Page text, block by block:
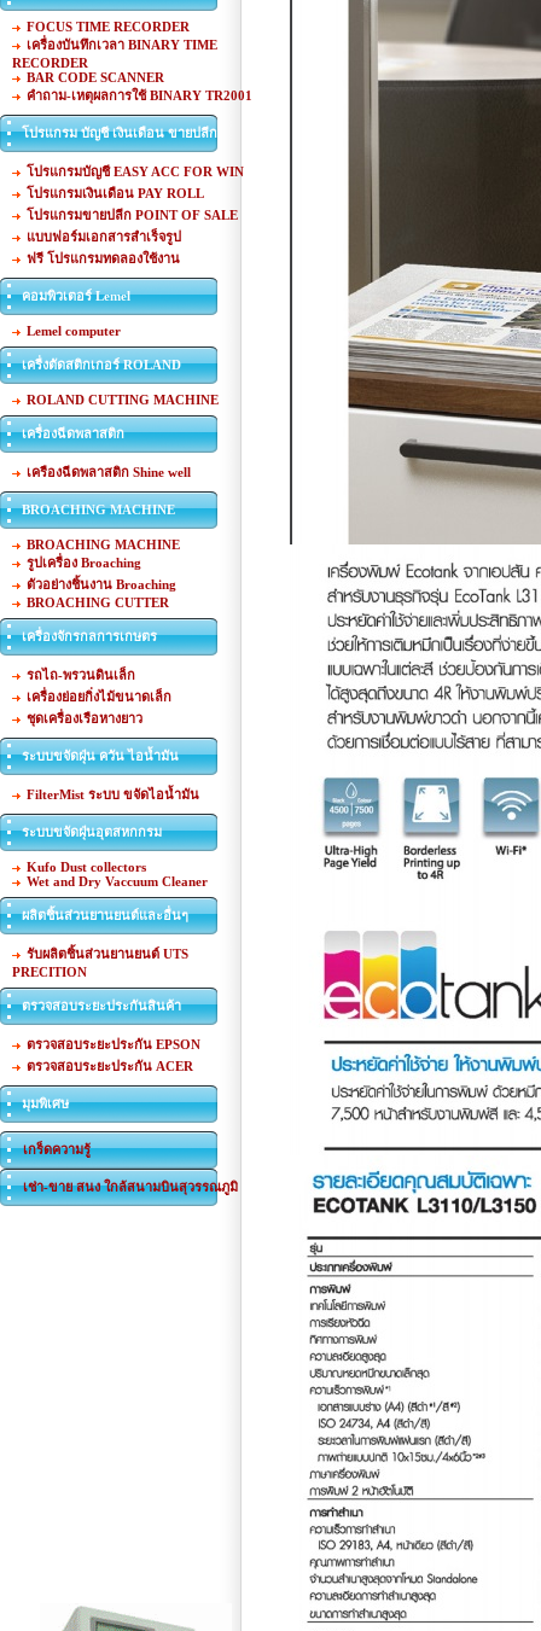
FOCUS TIME RECORDER
เครื่องบันทึกเวลา BINARY TIME
RECORDER
BAR CODE SCANNER
คำถาม-เหตุผลการใช้ BINARY TR2001
โปรแกรม บัญชี เงินเดือน ขายปลีก
โปรแกรมบัญชี EASY ACC FOR WIN
โปรแกรมเงินเดือน PAY ROLL
โปรแกรมขายปลีก POINT OF SALE
แบบฟอร์มเอกสารสำเร็จรูป
ฟรี โปรแกรมทดลองใช้งาน
คอมพิวเตอร์ Lemel
Lemel computer
เครื่งตัดสติกเกอร์ ROLAND
ROLAND CUTTING MACHINE
เครื่องฉีดพลาสติก
เครืองฉีดพลาสติก Shine well
BROACHING MACHINE
BROACHING MACHINE
รูปเครื่อง Broaching
ตัวอย่างชิ้นงาน Broaching
BROACHING CUTTER
เครื่องจักรกลการเกษตร
รถไถ-พรวนดินเล็ก
เครื่องย่อยกิ่งไม้ขนาดเล็ก
ชุดเครื่องเรือหางยาว
ระบบขจัดฝุ่น ควัน ไอน้ำมัน
FilterMist ระบบ ขจัดไอน้ำมัน
ระบบขจัดฝุ่นอุตสหกกรม
Kufo Dust collectors
Wet and Dry Vaccuum Cleaner
ผลิตชิ้นส่วนยานยนต์และอื่นๆ
รับผลิตชิ้นส่วนยานยนต์ UTS
PRECITION
ตรวจสอบระยะประกันสินค้า
ตรวจสอบระยะประกัน EPSON
ตรวจสอบระยะประกัน ACER
มุมพิเศษ
เกร็ดความรู้
เช่า-ขาย สนง ใกล้สนามบินสุวรรณภูมิ